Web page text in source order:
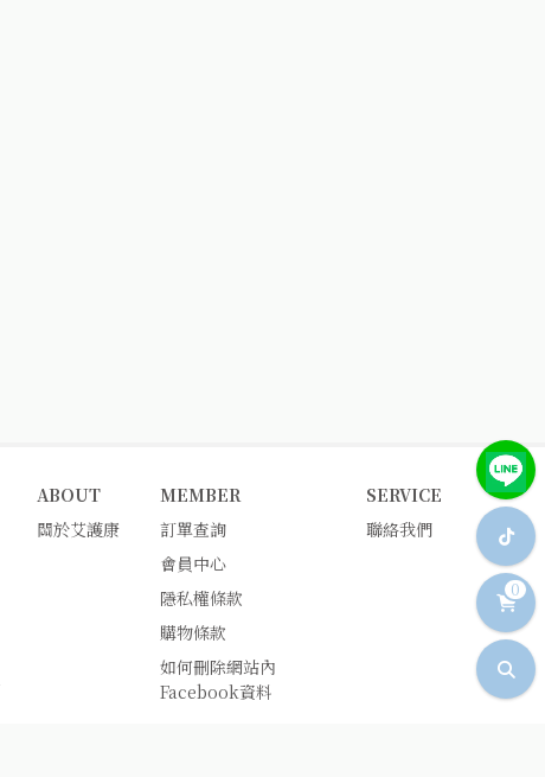
0
ABOUT
關於艾護康
MEMBER
訂單查詢
會員中心
隱私權條款
購物條款
如何刪除網站內
Facebook資料
SERVICE
聯絡我們